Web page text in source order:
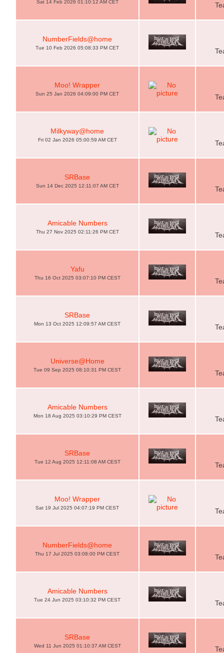
Sat 14 Feb 2026 01:10:12 AM CET
NumberFields@home
Tue 10 Feb 2026 05:08:33 PM CET
Moo! Wrapper
Sun 25 Jan 2026 04:09:00 PM CET
Milkyway@home
Fri 02 Jan 2026 05:00:59 AM CET
SRBase
Sun 14 Dec 2025 12:11:07 AM CET
Amicable Numbers
Thu 27 Nov 2025 02:11:26 PM CET
Yafu
Thu 16 Oct 2025 03:07:10 PM CEST
SRBase
Mon 13 Oct 2025 12:09:57 AM CEST
Universe@Home
Tue 09 Sep 2025 08:10:31 PM CEST
Amicable Numbers
Mon 18 Aug 2025 03:10:29 PM CEST
SRBase
Tue 12 Aug 2025 12:11:08 AM CEST
Moo! Wrapper
Sat 19 Jul 2025 04:07:19 PM CEST
NumberFields@home
Thu 17 Jul 2025 03:08:00 PM CEST
Amicable Numbers
Tue 24 Jun 2025 03:10:32 PM CEST
SRBase
Wed 11 Jun 2025 01:10:37 AM CEST